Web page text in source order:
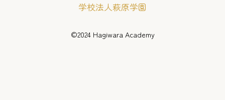
学校法人萩原学園
©️2024 Hagiwara Academy